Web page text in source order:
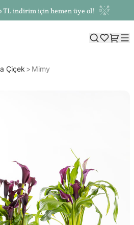
TL indirim için hemen üye ol!
Çiçek Mimy